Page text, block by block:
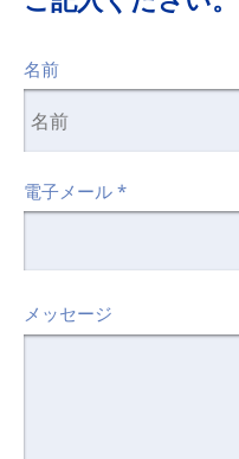
名前
電子メール *
メッセージ